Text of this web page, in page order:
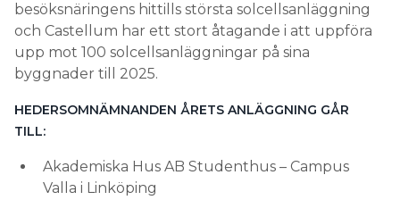
besöksnäringens hittills största solcellsanläggning
och Castellum har ett stort åtagande i att uppföra
upp mot 100 solcellsanläggningar på sina
byggnader till 2025.
HEDERSOMNÄMNANDEN ÅRETS ANLÄGGNING GÅR
TILL:
Akademiska Hus AB Studenthus – Campus
Valla i Linköping